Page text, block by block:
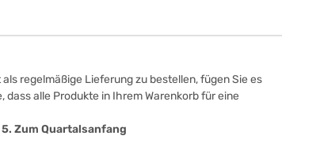
regelmäßige Lieferung zu bestellen, fügen Sie es
alle Produkte in Ihrem Warenkorb für eine
5. Zum Quartalsanfang